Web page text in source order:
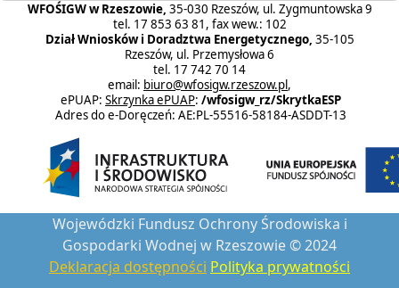
WFOŚIGW w Rzeszowie, 35-030 Rzeszów, ul. Zygmuntowska 9
tel. 17 853 63 81, fax wew.: 102
Dział Wniosków i Doradztwa Energetycznego, 35-105
Rzeszów, ul. Przemysłowa 6
tel. 17 742 70 14
email: biuro@wfosigw.rzeszow.pl,
ePUAP: Skrzynka ePUAP: /wfosigw_rz/SkrytkaESP
Adres do e-Doręczeń: AE:PL-55516-58184-ASDDT-13
Wojewódzki Fundusz Ochrony Środowiska i
Gospodarki Wodnej w Rzeszowie © 2024
Deklaracja dostępności Polityka prywatności